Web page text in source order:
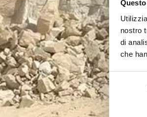
nostro
di
che
Selezione
del
consenso